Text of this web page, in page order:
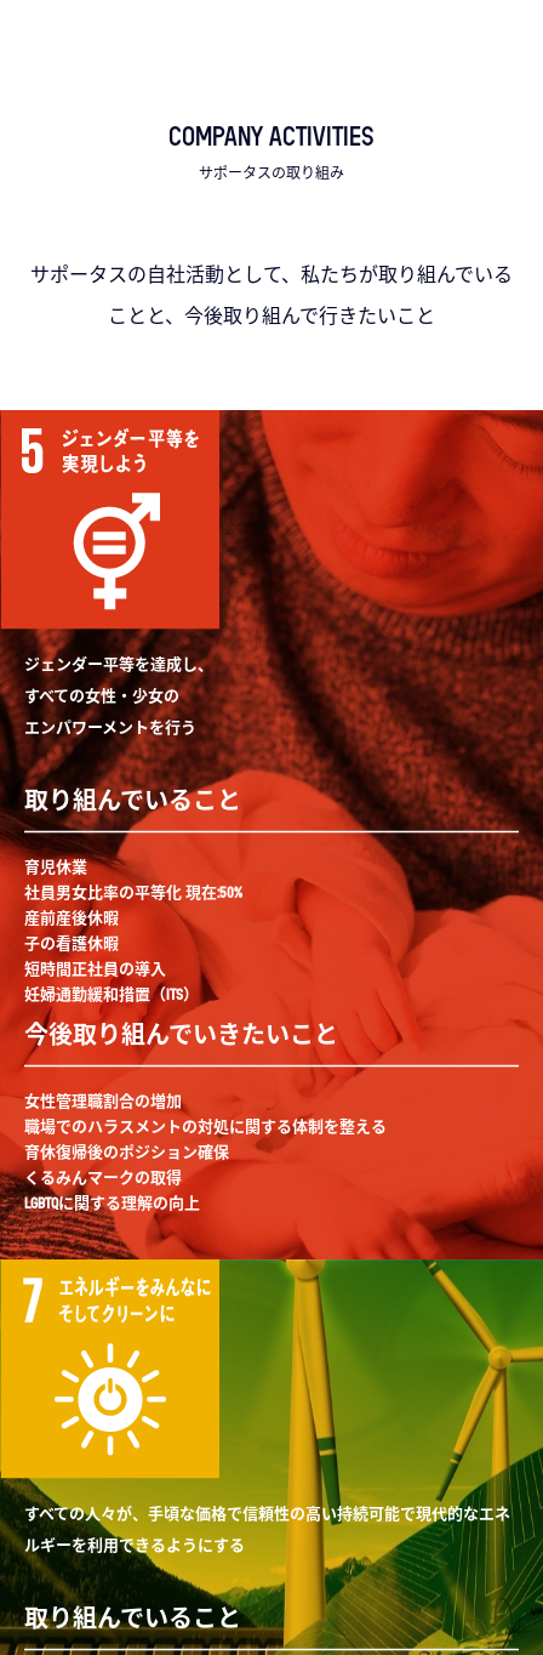
COMPANY ACTIVITIES
サポータスの取り組み
サポータスの自社活動として、私たちが取り組んでいる
ことと、今後取り組んで行きたいこと
ジェンダー平等を達成し、
すべての女性・少女の
エンパワーメントを行う
取り組んでいること
育児休業
社員男女比率の平等化 現在:50%
産前産後休暇
子の看護休暇
短時間正社員の導入
妊婦通勤緩和措置（ITS）
今後取り組んでいきたいこと
女性管理職割合の増加
職場でのハラスメントの対処に関する体制を整える
育休復帰後のポジション確保
くるみんマークの取得
LGBTQに関する理解の向上
すべての人々が、手頃な価格で信頼性の高い持続可能で現代的なエネ
ルギーを利用できるようにする
取り組んでいること